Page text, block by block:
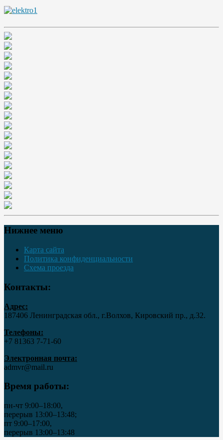
Нижнее меню
Карта сайта
Политика конфиденциальности
Схема проезда
Контакты:
Адрес:
187406 Ленинградская обл., г.Волхов, Кировский пр., д.32.
Телефоны:
+7 81363 7‑71-60
Электронная почта:
admvr@mail.ru
Время работы:
пн-чт 9:00–18:00,
перерыв 13:00–13:48;
пт 9:00–17:00,
перерыв 13:00–13:48